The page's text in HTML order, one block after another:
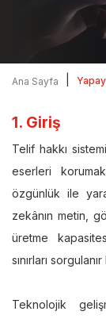
Ana Sayfa
1. Giriş
Telif hakkı
eserleri
özgünlük ile
zekânın metin,
üretme
sınırları
Teknolojik